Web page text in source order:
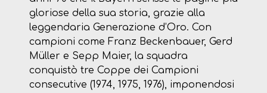
gloriose della sua storia, grazie alla
leggendaria Generazione d’Oro. Con
campioni come Franz Beckenbauer, Gerd
Müller e Sepp Maier, la squadra
conquistò tre Coppe dei Campioni
consecutive (1974, 1975, 1976), imponendosi